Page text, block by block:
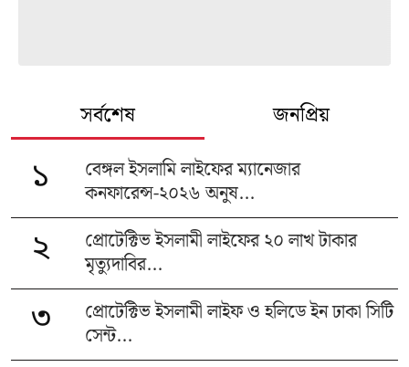
সর্বশেষ জনপ্রিয়
১
বেঙ্গল ইসলামি লাইফের ম্যানেজার
কনফারেন্স-২০২৬ অনুষ...
২
প্রোটেক্টিভ ইসলামী লাইফের ২০ লাখ টাকার
মৃত্যুদাবির...
৩
প্রোটেক্টিভ ইসলামী লাইফ ও হলিডে ইন ঢাকা সিটি
সেন্ট...